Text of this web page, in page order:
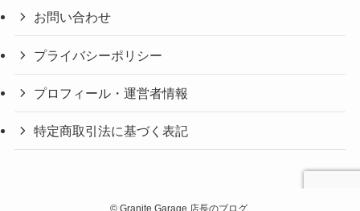
お問い合わせ
プライバシーポリシー
プロフィール・運営者情報
特定商取引法に基づく表記